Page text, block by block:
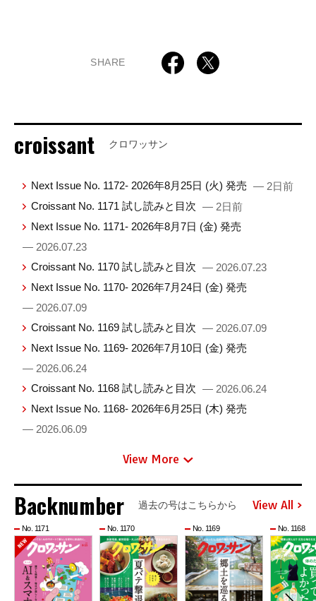
SHARE
croissant クロワッサン
Next Issue No. 1172- 2026年8月25日 (火) 発売 — 2日前
Croissant No. 1171 試し読みと目次 — 2日前
Next Issue No. 1171- 2026年8月7日 (金) 発売
— 2026.07.23
Croissant No. 1170 試し読みと目次 — 2026.07.23
Next Issue No. 1170- 2026年7月24日 (金) 発売
— 2026.07.09
Croissant No. 1169 試し読みと目次 — 2026.07.09
Next Issue No. 1169- 2026年7月10日 (金) 発売
— 2026.06.24
Croissant No. 1168 試し読みと目次 — 2026.06.24
Next Issue No. 1168- 2026年6月25日 (木) 発売
— 2026.06.09
View More
Backnumber 過去の号はこちらから View All
No. 1171 No. 1170 No. 1169 No. 1168